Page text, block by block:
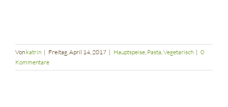
Von katrin | Freitag, April 14, 2017 | Hauptspeise, Pasta,Vegetarisch | 0
Kommentare